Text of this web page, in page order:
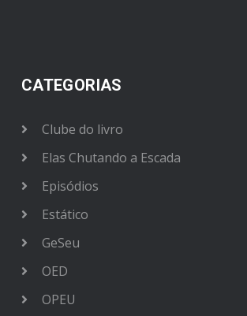
CATEGORIAS
Clube do livro
Elas Chutando a Escada
Episódios
Estático
GeSeu
OED
OPEU